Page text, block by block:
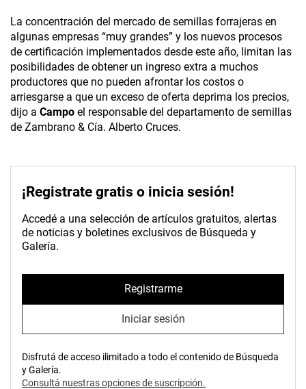
La concentración del mercado de semillas forrajeras en
algunas empresas “muy grandes” y los nuevos procesos
de certificación implementados desde este año, limitan las
posibilidades de obtener un ingreso extra a muchos
productores que no pueden afrontar los costos o
arriesgarse a que un exceso de oferta deprima los precios,
dijo a Campo el responsable del departamento de semillas
de Zambrano & Cía. Alberto Cruces.
¡Registrate gratis o inicia sesión!
Accedé a una selección de artículos gratuitos, alertas
de noticias y boletines exclusivos de Búsqueda y
Galería.
Registrarme
Iniciar sesión
Disfrutá de acceso ilimitado a todo el contenido de Búsqueda
y Galería.
Consultá nuestras opciones de suscripción.